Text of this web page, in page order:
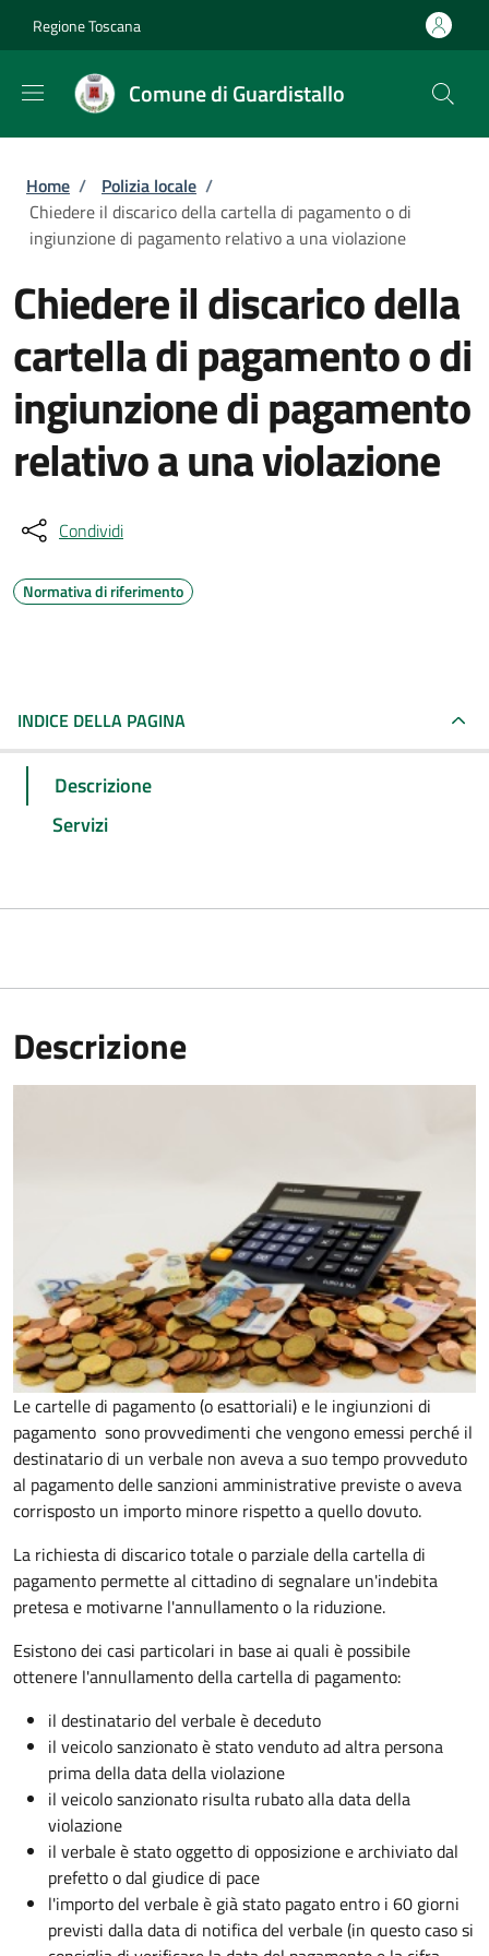
Regione Toscana
Comune di Guardistallo
Briciole di pane
Home / Polizia locale /
Chiedere il discarico della cartella di pagamento o di
ingiunzione di pagamento relativo a una violazione
Chiedere il discarico della
cartella di pagamento o di
ingiunzione di pagamento
relativo a una violazione
Condividi
Normativa di riferimento
INDICE DELLA PAGINA
Descrizione
Servizi
Descrizione
Le cartelle di pagamento (o esattoriali) e le ingiunzioni di
pagamento sono provvedimenti che vengono emessi perché il
destinatario di un verbale non aveva a suo tempo provveduto
al pagamento delle sanzioni amministrative previste o aveva
corrisposto un importo minore rispetto a quello dovuto.
La richiesta di discarico totale o parziale della cartella di
pagamento permette al cittadino di segnalare un'indebita
pretesa e motivarne l'annullamento o la riduzione.
Esistono dei casi particolari in base ai quali è possibile
ottenere l'annullamento della cartella di pagamento:
il destinatario del verbale è deceduto
il veicolo sanzionato è stato venduto ad altra persona
prima della data della violazione
il veicolo sanzionato risulta rubato alla data della
violazione
il verbale è stato oggetto di opposizione e archiviato dal
prefetto o dal giudice di pace
l'importo del verbale è già stato pagato entro i 60 giorni
previsti dalla data di notifica del verbale (in questo caso si